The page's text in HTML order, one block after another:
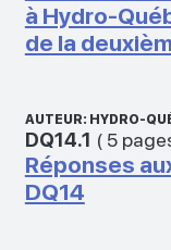
à Hydro-
de la
AUTEUR: HYDRO-
DQ14.1 ( 5
Réponses
DQ14